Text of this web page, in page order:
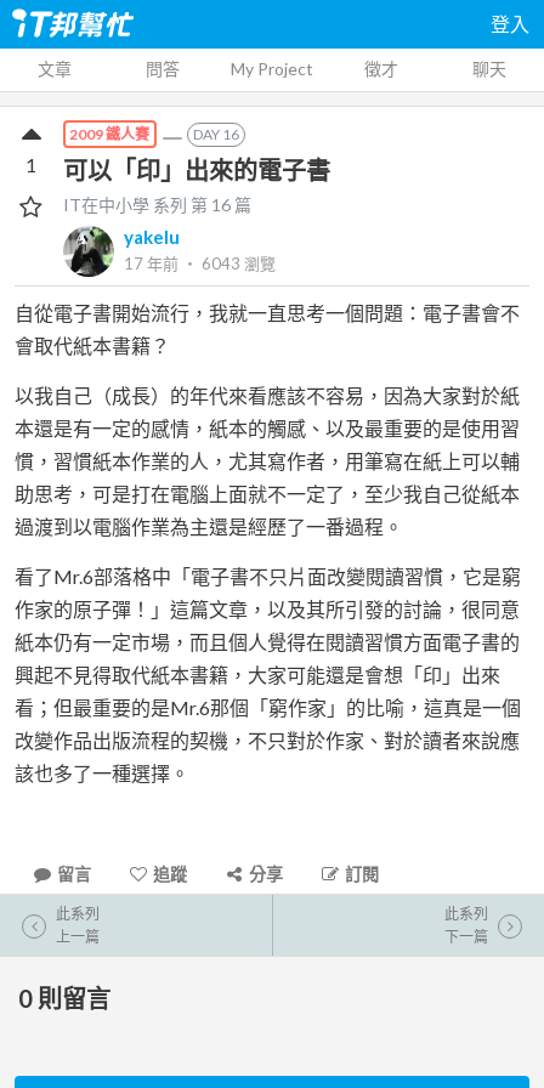
登入
文章 問答 My Project 徵才 聊天
2009 鐵人賽 DAY 16
可以「印」出來的電子書
IT在中小學 系列 第 16 篇
yakelu
17 年前 ‧ 6043 瀏覽
1
自從電子書開始流行，我就一直思考一個問題：電子書會不
會取代紙本書籍？
以我自己（成長）的年代來看應該不容易，因為大家對於紙
本還是有一定的感情，紙本的觸感、以及最重要的是使用習
慣，習慣紙本作業的人，尤其寫作者，用筆寫在紙上可以輔
助思考，可是打在電腦上面就不一定了，至少我自己從紙本
過渡到以電腦作業為主還是經歷了一番過程。
看了Mr.6部落格中「電子書不只片面改變閱讀習慣，它是窮
作家的原子彈！」這篇文章，以及其所引發的討論，很同意
紙本仍有一定市場，而且個人覺得在閱讀習慣方面電子書的
興起不見得取代紙本書籍，大家可能還是會想「印」出來
看；但最重要的是Mr.6那個「窮作家」的比喻，這真是一個
改變作品出版流程的契機，不只對於作家、對於讀者來說應
該也多了一種選擇。
留言 追蹤 分享 訂閱
此系列
上一篇
此系列
下一篇
0 則留言